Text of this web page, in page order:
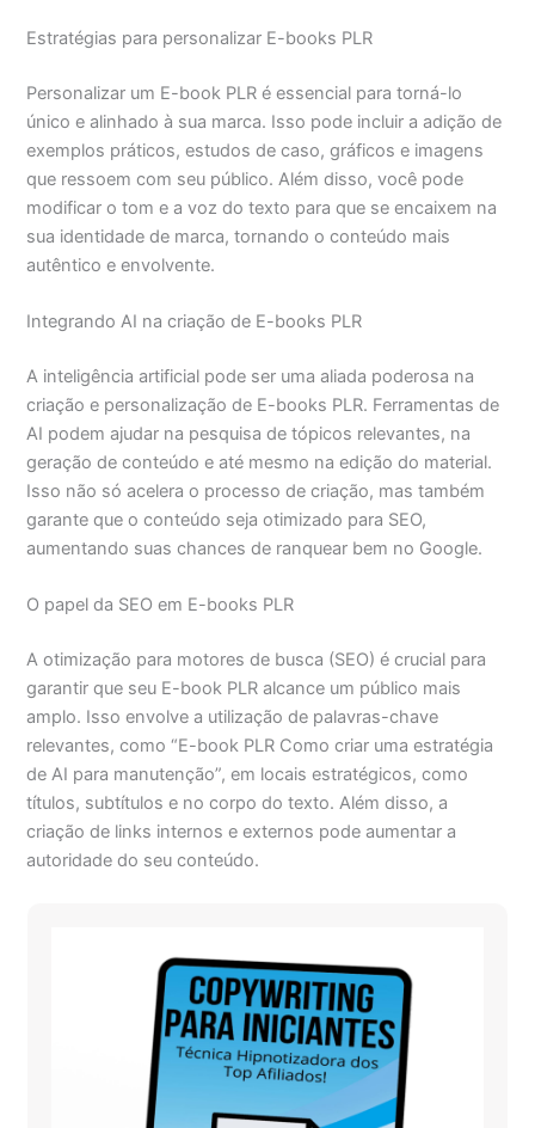
Estratégias para personalizar E-books PLR
Personalizar um E-book PLR é essencial para torná-lo
único e alinhado à sua marca. Isso pode incluir a adição de
exemplos práticos, estudos de caso, gráficos e imagens
que ressoem com seu público. Além disso, você pode
modificar o tom e a voz do texto para que se encaixem na
sua identidade de marca, tornando o conteúdo mais
autêntico e envolvente.
Integrando AI na criação de E-books PLR
A inteligência artificial pode ser uma aliada poderosa na
criação e personalização de E-books PLR. Ferramentas de
AI podem ajudar na pesquisa de tópicos relevantes, na
geração de conteúdo e até mesmo na edição do material.
Isso não só acelera o processo de criação, mas também
garante que o conteúdo seja otimizado para SEO,
aumentando suas chances de ranquear bem no Google.
O papel da SEO em E-books PLR
A otimização para motores de busca (SEO) é crucial para
garantir que seu E-book PLR alcance um público mais
amplo. Isso envolve a utilização de palavras-chave
relevantes, como “E-book PLR Como criar uma estratégia
de AI para manutenção”, em locais estratégicos, como
títulos, subtítulos e no corpo do texto. Além disso, a
criação de links internos e externos pode aumentar a
autoridade do seu conteúdo.